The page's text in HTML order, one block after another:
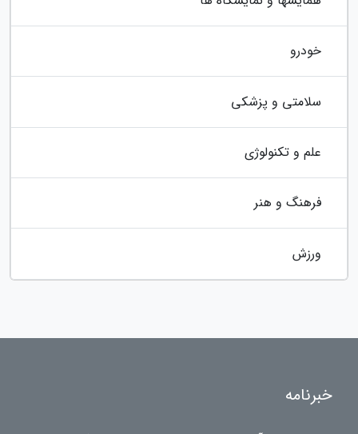
خودرو
سلامتی و پزشکی
علم و تکنولوژی
فرهنگ و هنر
ورزش
خبرنامه